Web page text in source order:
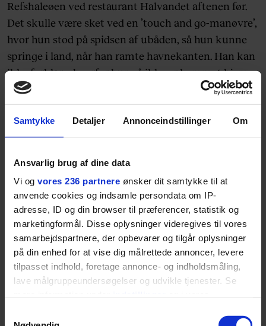
Samtykke Detaljer Annonceindstillinger Om
Ansvarlig brug af dine data
Vi og vores 236 partnere ønsker dit samtykke til at
anvende cookies og indsamle persondata om IP-
adresse, ID og din browser til præferencer, statistik og
marketingformål. Disse oplysninger videregives til vores
samarbejdspartnere, der opbevarer og tilgår oplysninger
på din enhed for at vise dig målrettede annoncer, levere
tilpasset indhold, foretage annonce- og indholdsmåling,
lave målgruppeundersøgelser og udvikle tjenester. Se
tilbage eller ændre indstillinger fra vores
Refshaleøen ved restaurant Halvandet aftenen før.
Det skulle være sket ved en ’touch and go-manøvre’,
hvor hun stod på spidsen af ubåden, så hun kunne
springe i land, når han ramte havnekanten. Han kan
ikke forklare, hvorfor hun så ikke er kommet hjem.
Hun bor kun en kilometer fra restauranten på
Refshaleøen.
Jens Møller Jensen og hans team har mistanke om,
nærmest usandsynligt. Restauranten har rimelig
god videodækning af området, og der er hverken
ubåd eller en kvinde i orange bluse på billederne fra
torsdag aften og nat. Men politiet er nødt til at
tjekke Peter Madsens påstand, så de afsøger
området med hunde og taler med vidner.